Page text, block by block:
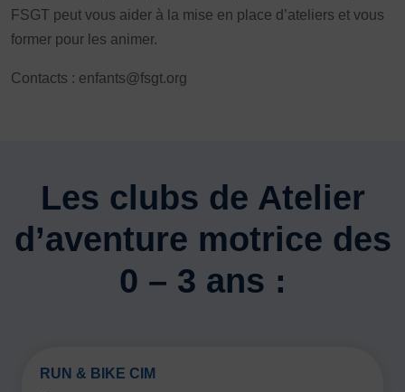
ORGANISME DE FORMATION
Certificat de qualification professionnelle
Coopération et solidarité internationales
Réaffiliation
FSGT peut vous aider à la mise en place d’ateliers et vous
former pour les animer.
Contacts : enfants@fsgt.org
Les clubs de Atelier
d’aventure motrice des
0 – 3 ans :
RUN & BIKE CIM